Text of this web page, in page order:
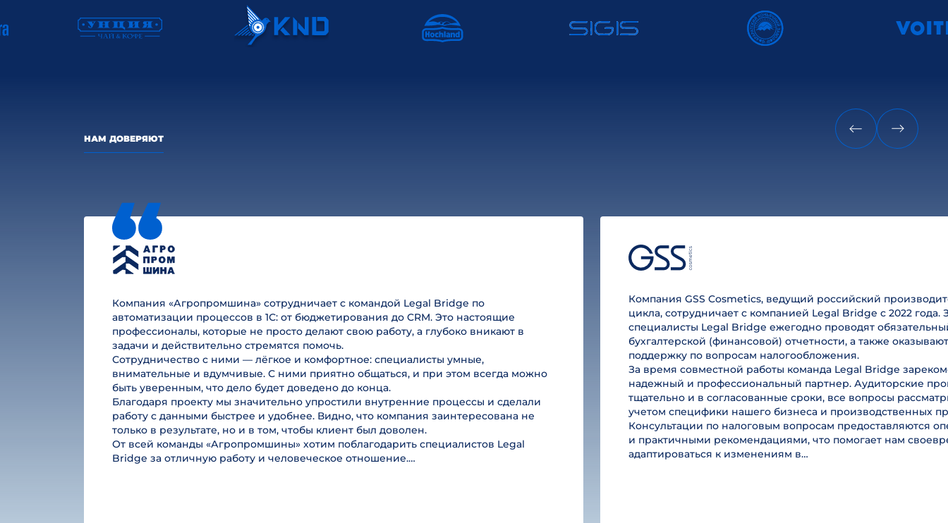
НАМ ДОВЕРЯЮТ
Компания «Агропромшина» сотрудничает с командой Legal Bridge по
автоматизации процессов в 1С: от бюджетирования до CRM. Это настоящие
профессионалы, которые не просто делают свою работу, а глубоко вникают в
задачи и действительно стремятся помочь.
Сотрудничество с ними — лёгкое и комфортное: специалисты умные,
внимательные и вдумчивые. С ними приятно общаться, и при этом всегда можно
быть уверенным, что дело будет доведено до конца.
Благодаря проекту мы значительно упростили внутренние процессы и сделали
работу с данными быстрее и удобнее. Видно, что компания заинтересована не
только в результате, но и в том, чтобы клиент был доволен.
От всей команды «Агропромшины» хотим поблагодарить специалистов Legal
Bridge за отличную работу и человеческое отношение.…
Компания GSS Cosmetics, ведущий российский
цикла, сотрудничает с компанией Legal Bridge с 2022 года.
специалисты Legal Bridge ежегодно проводят
бухгалтерской (финансовой) отчетности, а также
поддержку по вопросам налогообложения.
За время совместной работы команда Legal Bridge
надежный и профессиональный партнер. Аудиторские
тщательно и в согласованные сроки, все вопросы
учетом специфики нашего бизнеса и производственных
Консультации по налоговым вопросам предоставляются
и практичными рекомендациями, что помогает нам
адаптироваться к изменениям в…